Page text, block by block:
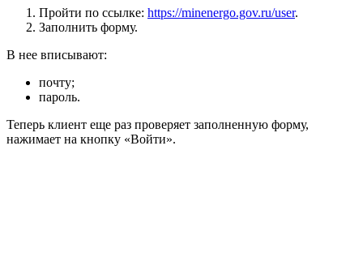
Пройти по ссылке: https://minenergo.gov.ru/user.
Заполнить форму.
В нее вписывают:
почту;
пароль.
Теперь клиент еще раз проверяет заполненную форму,
нажимает на кнопку «Войти».